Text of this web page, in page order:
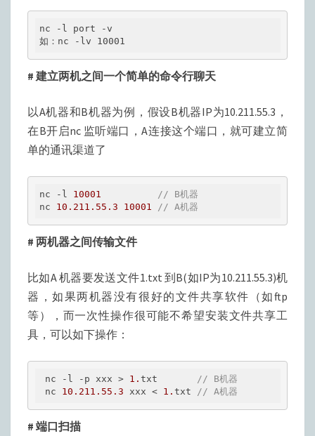
nc -l port -v
如：nc -lv 10001
# 建立两机之间一个简单的命令行聊天
以A机器和B机器为例，假设B机器IP为10.211.55.3，
在B开启nc 监听端口，A连接这个端口，就可建立简
单的通讯渠道了
nc -l 10001
// B机器
nc 10.211 .55 .3 10001 // A机器
# 两机器之间传输文件
比如A 机器要发送文件1.txt 到B(如IP为10.211.55.3)机
器，如果两机器没有很好的文件共享软件（如ftp
等），而一次性操作很可能不希望安装文件共享工
具，可以如下操作：
nc -l -p xxx > 1. txt // B机器
nc 10.211 .55 .3 xxx < 1. txt // A机器
# 端口扫描